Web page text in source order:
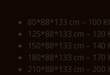
80*88*133 cm – 100
125*88*133 cm – 120
150*88*133 cm – 140
180*88*133 cm – 170
210*88*133 cm – 200